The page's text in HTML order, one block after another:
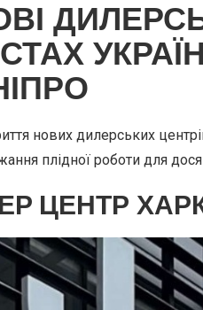
нових дилерських
плідної роботи для
ЦЕНТР